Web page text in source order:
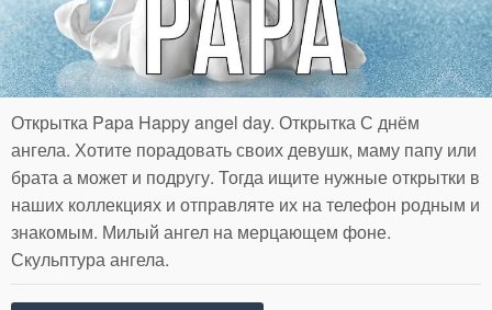
Открытка Papa Happy angel day. Открытка С днём
ангела. Хотите порадовать своих девушк, маму папу или
брата а может и подругу. Тогда ищите нужные открытки в
наших коллекциях и отправляте их на телефон родным и
знакомым. Милый ангел на мерцающем фоне.
Скульптура ангела.